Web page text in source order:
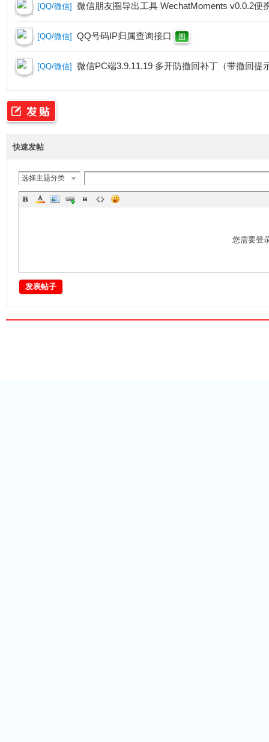
业
资
[QQ/微信] 微信朋友圈导出工具 WechatMoments v0.0.2便
[QQ/微信] QQ号码IP归属查询接口 图
[QQ/微信] 微信PC端3.9.11.19 多开防撤回补丁（带撤回提
快速发帖
选择主题分类
您需要登
发表帖子